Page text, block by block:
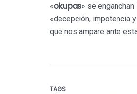
«okupas» se
«decepción, impotencia
que nos ampare ante
TAGS